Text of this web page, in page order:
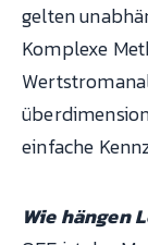
gelten
Komplexe
einfache
Wie hängen